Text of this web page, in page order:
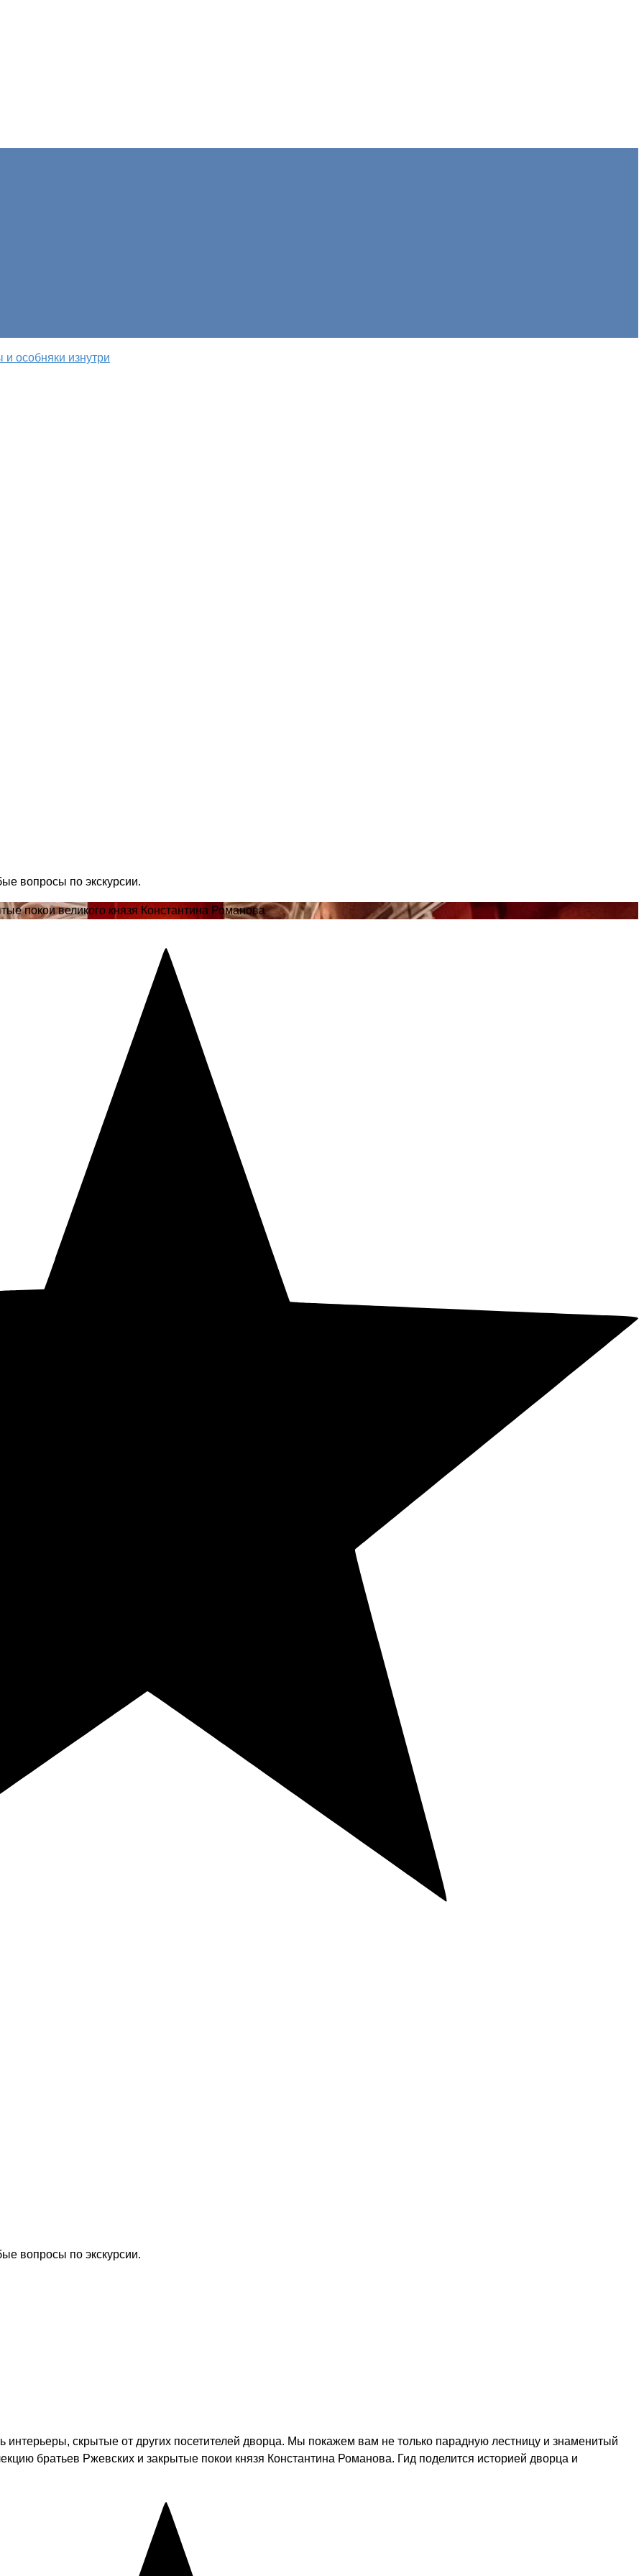
особняки изнутри
вопросы по экскурсии.
покои великого князя Константина Романова
вопросы по экскурсии.
интерьеры, скрытые от других посетителей дворца. Мы покажем вам не только парадную лестницу и знаменитый
братьев Ржевских и закрытые покои князя Константина Романова. Гид поделится историей дворца и